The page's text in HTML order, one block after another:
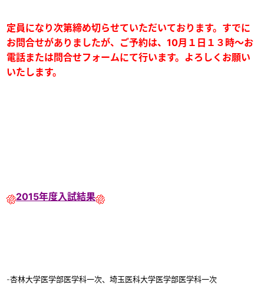
定員になり次第締め切らせていただいております。 すでに
お問合せがありましたが、 ご予約は、10月１日１３時～お
電話または問合せフォームにて行います。 よろしくお願い
いたします。
2015年度入試結果
-杏林大学医学部医学科一次、埼玉医科大学医学部医学科一次